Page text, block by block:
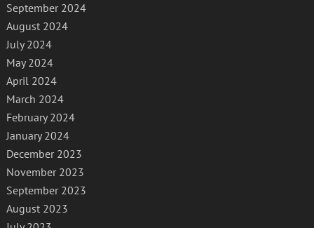
September 2024
August 2024
July 2024
May 2024
April 2024
March 2024
February 2024
January 2024
December 2023
November 2023
September 2023
August 2023